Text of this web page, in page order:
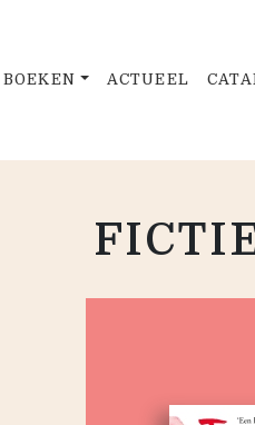
BOEKEN ACTUEEL